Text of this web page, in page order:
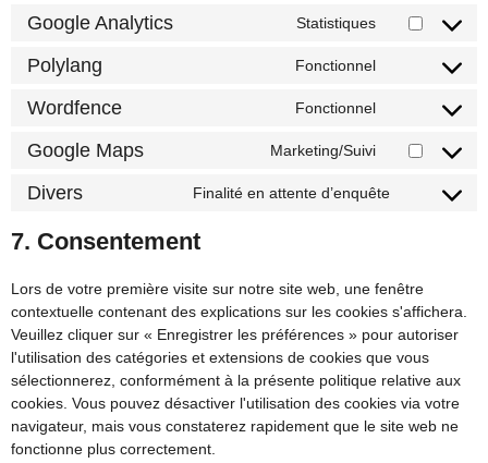
Google Analytics Statistiques
Polylang Fonctionnel
Wordfence Fonctionnel
Google Maps Marketing/Suivi
Divers Finalité en attente d’enquête
7. Consentement
Lors de votre première visite sur notre site web, une fenêtre
contextuelle contenant des explications sur les cookies s'affichera.
Veuillez cliquer sur « Enregistrer les préférences » pour autoriser
l'utilisation des catégories et extensions de cookies que vous
sélectionnerez, conformément à la présente politique relative aux
cookies. Vous pouvez désactiver l'utilisation des cookies via votre
navigateur, mais vous constaterez rapidement que le site web ne
fonctionne plus correctement.